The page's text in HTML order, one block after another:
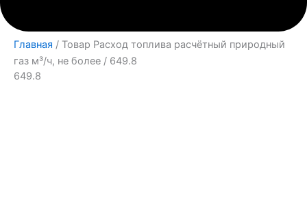
Главная / Товар Расход топлива расчётный природный
газ м³/ч, не более / 649.8
649.8